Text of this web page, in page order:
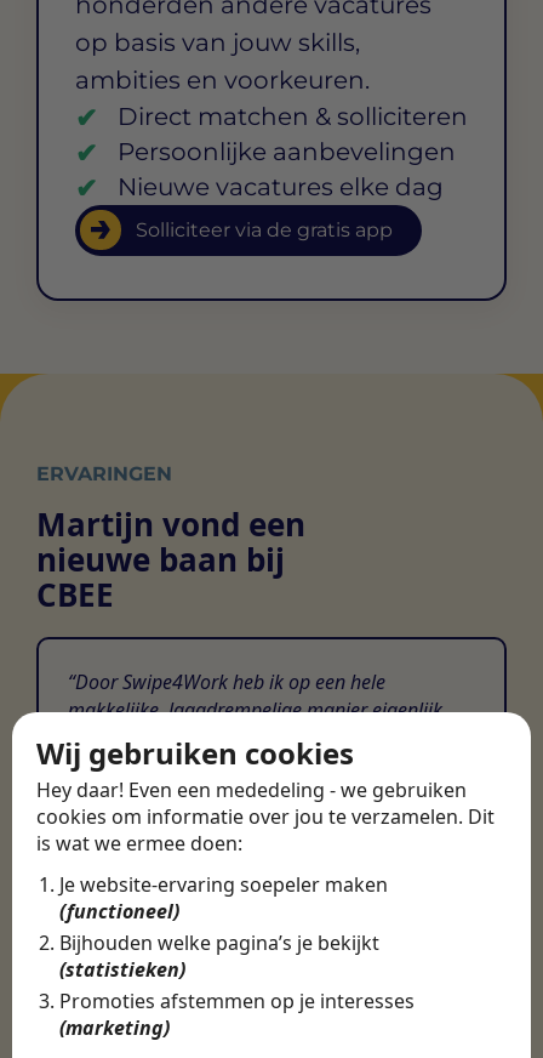
Wij gebruiken cookies
Hey daar! Even een mededeling - we gebruiken
cookies om informatie over jou te verzamelen. Dit
is wat we ermee doen:
Je website-ervaring soepeler maken
(functioneel)
Bijhouden welke pagina’s je bekijkt
(statistieken)
Promoties afstemmen op je interesses
(marketing)
op basis van jouw skills,
ambities en voorkeuren.
Direct matchen & solliciteren
Persoonlijke aanbevelingen
Nieuwe vacatures elke dag
Solliciteer via de gratis app
ERVARINGEN
Martijn vond een
nieuwe baan bij
CBEE
Door Swipe4Work heb ik op een hele
makkelijke, laagdrempelige manier eigenlijk
een hele leuke nieuwe baan gevonden. Met heel
veel nieuwe uitdagingen!
Martijn
Certinia Consultant